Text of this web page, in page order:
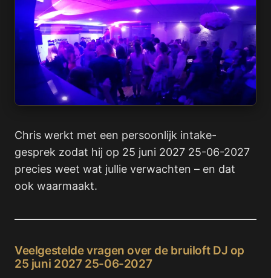
Chris werkt met een persoonlijk intake-
gesprek zodat hij op 25 juni 2027 25-06-2027
precies weet wat jullie verwachten – en dat
ook waarmaakt.
Veelgestelde vragen over de bruiloft DJ op
25 juni 2027 25-06-2027